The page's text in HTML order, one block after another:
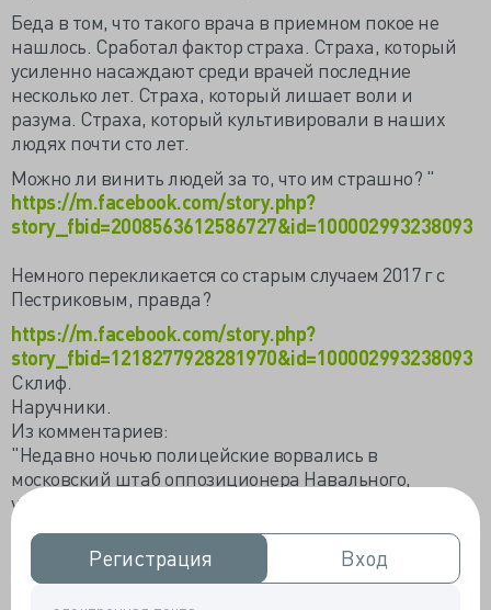
Регистрация
Регистрация Вход
Вход
Беда в том, что такого врача в приемном покое не
нашлось. Сработал фактор страха. Страха, который
усиленно насаждают среди врачей последние
несколько лет. Страха, который лишает воли и
разума. Страха, который культивировали в наших
людях почти сто лет.
Можно ли винить людей за то, что им страшно? "
https://m.facebook.com/story.php?
story_fbid=2008563612586727&id=100002993238093
Немного перекликается со старым случаем 2017 г с
Пестриковым, правда?
https://m.facebook.com/story.php?
story_fbid=1218277928281970&id=100002993238093
Склиф.
Наручники.
Из комментариев:
"Недавно ночью полицейские ворвались в
московский штаб оппозиционера Навального,
устроили там обыск и при этом избили дежурного –
молодого человека, якобы за сопротивление властям.
Выполнив задание, они повезли его то ли в участок,
то ли в суд – не помню. По дороге молодому человеку